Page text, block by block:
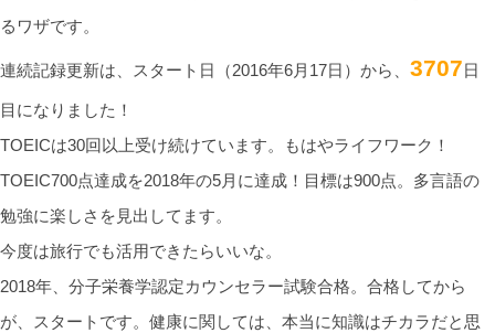
るワザです。
連続記録更新は、スタート日（2016年6月17日）から、 3707日
目になりました！
TOEICは30回以上受け続けています。もはやライフワーク！
TOEIC700点達成を2018年の5月に達成！目標は900点。多言語の
勉強に楽しさを見出してます。
今度は旅行でも活用できたらいいな。
2018年、分子栄養学認定カウンセラー試験合格。合格してから
が、スタートです。健康に関しては、本当に知識はチカラだと思